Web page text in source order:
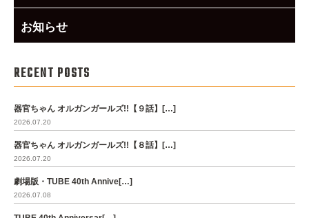
お知らせ
RECENT POSTS
器官ちゃん オルガンガールズ!!【９話】[…]
2026.07.20
器官ちゃん オルガンガールズ!!【８話】[…]
2026.07.20
劇場版・TUBE 40th Annive[…]
2026.07.08